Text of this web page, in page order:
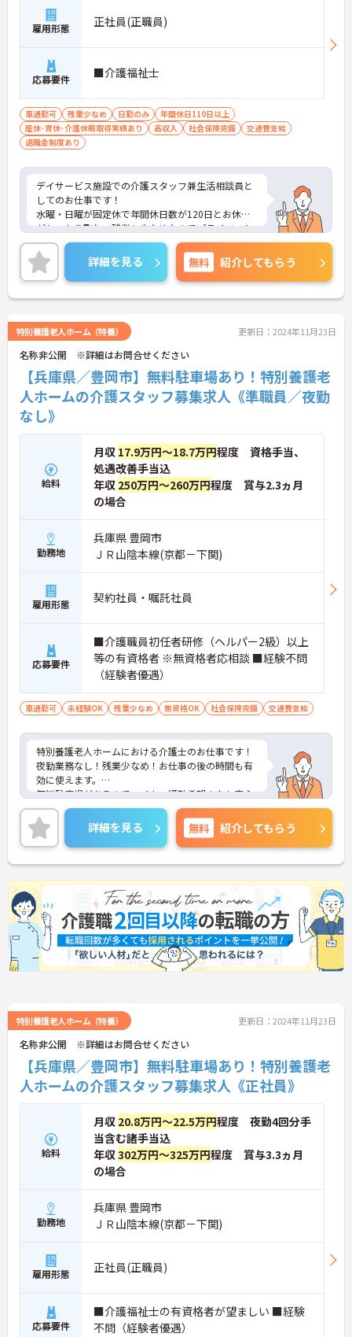
雇用形態 正社員(正職員)
応募要件 ■介護福祉士
車通勤可 残業少なめ 日勤のみ
年間休日110日以上
産休･育休･介護休暇取得実績あり
高収入 社会保険完備
交通費支給
退職金制度あり
デイサービス施設での介護スタッフ兼生活相談員と
してのお仕事です！
水曜・日曜が固定休で年間休日数が120日とお休み
がしっかり取れ、残業も少なめなのでプライベート
も大切にしながらお仕事が可能です！
ご興味ある方には、面接のポイントなど、さらに詳
細をお話致しますのでお気軽にご相談ください。
詳細を見る 無料 紹介してもらう
特別養護老人ホーム（特養） 更新日：2024年11月23日
名称非公開 ※詳細はお問合せください
【兵庫県／豊岡市】無料駐車場あり！特別養護老
人ホームの介護スタッフ募集求人《準職員／夜勤
なし》
給料
月収 17.9万円～18.7万円程度 資格手当、
処遇改善手当込
年収 250万円～260万円程度 賞与2.3ヵ月
の場合
勤務地
兵庫県 豊岡市
ＪＲ山陰本線(京都－下関)
雇用形態 契約社員・嘱託社員
応募要件
■介護職員初任者研修（ヘルパー2級）以上
等の有資格者 ※無資格者応相談 ■経験不問
（経験者優遇）
車通勤可 未経験OK 残業少なめ 無資格OK 社会保険完備 交通費支給
特別養護老人ホームにおける介護士のお仕事です！
夜勤業務なし！残業少なめ！お仕事の後の時間も有
効に使えます。
無料駐車場があるのでマイカー通勤希望の方も安心
です。
ご興味ある方には、面接のポイントなど、さらに詳
細をお話致しますのでお気軽にご相談ください。
詳細を見る 無料 紹介してもらう
特別養護老人ホーム（特養） 更新日：2024年11月23日
名称非公開 ※詳細はお問合せください
【兵庫県／豊岡市】無料駐車場あり！特別養護老
人ホームの介護スタッフ募集求人《正社員》
給料
月収 20.8万円～22.5万円程度 夜勤4回分手
当含む諸手当込
年収302万円～325万円程度 賞与3.3ヵ月
の場合
勤務地
兵庫県 豊岡市
ＪＲ山陰本線(京都－下関)
雇用形態 正社員(正職員)
応募要件
■介護福祉士の有資格者が望ましい ■経験
不問（経験者優遇）